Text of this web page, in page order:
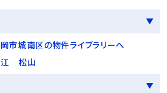
市城南区の物件ライブラリーへ
松山